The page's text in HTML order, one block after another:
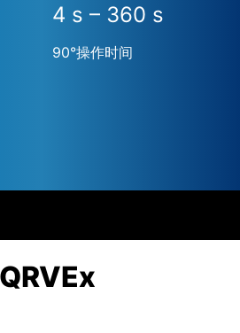
4 s – 360 s
90°操作时间